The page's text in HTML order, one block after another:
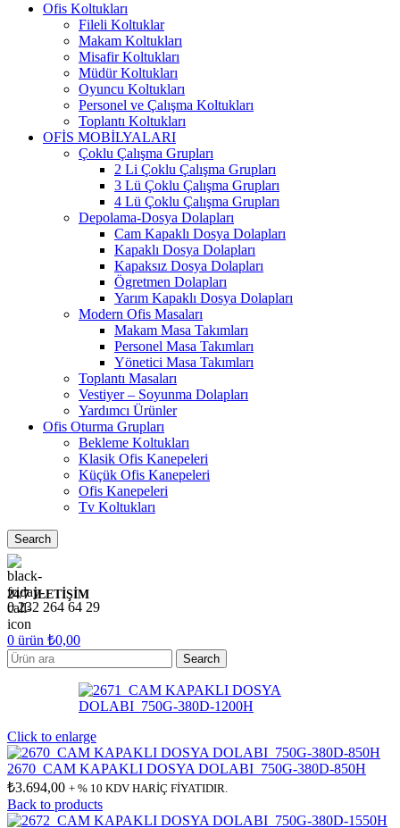
Ofis Koltukları
Fileli Koltuklar
Makam Koltukları
Misafir Koltukları
Müdür Koltukları
Oyuncu Koltukları
Personel ve Çalışma Koltukları
Toplantı Koltukları
OFİS MOBİLYALARI
Çoklu Çalışma Grupları
2 Li Çoklu Çalışma Grupları
3 Lü Çoklu Çalışma Grupları
4 Lü Çoklu Çalışma Grupları
Depolama-Dosya Dolapları
Cam Kapaklı Dosya Dolapları
Kapaklı Dosya Dolapları
Kapaksız Dosya Dolapları
Ögretmen Dolapları
Yarım Kapaklı Dosya Dolapları
Modern Ofis Masaları
Makam Masa Takımları
Personel Masa Takımları
Yönetici Masa Takımları
Toplantı Masaları
Vestiyer – Soyunma Dolapları
Yardımcı Ürünler
Ofis Oturma Grupları
Bekleme Koltukları
Klasik Ofis Kanepeleri
Küçük Ofis Kanepeleri
Ofis Kanepeleri
Tv Koltukları
Search
24/7 İLETİŞİM
0 232 264 64 29
0 ürün ₺0,00
Search
Click to enlarge
2670_CAM KAPAKLI DOSYA DOLABI_750G-380D-850H
₺3.694,00 + % 10 KDV HARİÇ FİYATIDIR.
Back to products